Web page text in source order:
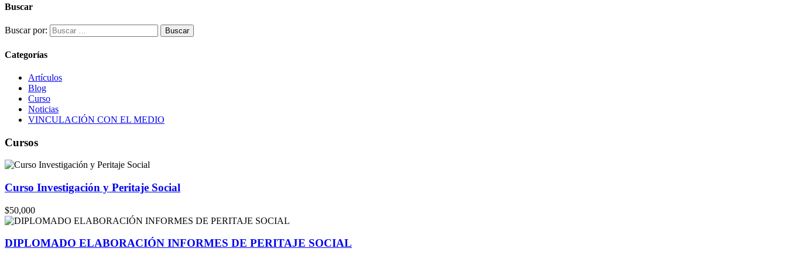
Buscar
Buscar por:
Categorías
Artículos
Blog
Curso
Noticias
VINCULACIÓN CON EL MEDIO
Cursos
Curso Investigación y Peritaje Social
$50,000
DIPLOMADO ELABORACIÓN INFORMES DE PERITAJE SOCIAL